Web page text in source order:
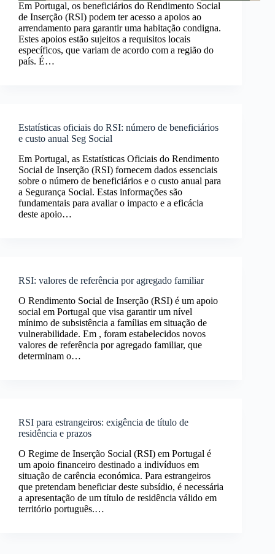
Em Portugal, os beneficiários do Rendimento Social
de Inserção (RSI) podem ter acesso a apoios ao
arrendamento para garantir uma habitação condigna.
Estes apoios estão sujeitos a requisitos locais
específicos, que variam de acordo com a região do
país. É…
Estatísticas oficiais do RSI: número de beneficiários
e custo anual Seg Social
Em Portugal, as Estatísticas Oficiais do Rendimento
Social de Inserção (RSI) fornecem dados essenciais
sobre o número de beneficiários e o custo anual para
a Segurança Social. Estas informações são
fundamentais para avaliar o impacto e a eficácia
deste apoio…
RSI: valores de referência por agregado familiar
O Rendimento Social de Inserção (RSI) é um apoio
social em Portugal que visa garantir um nível
mínimo de subsistência a famílias em situação de
vulnerabilidade. Em , foram estabelecidos novos
valores de referência por agregado familiar, que
determinam o…
RSI para estrangeiros: exigência de título de
residência e prazos
O Regime de Inserção Social (RSI) em Portugal é
um apoio financeiro destinado a indivíduos em
situação de carência económica. Para estrangeiros
que pretendam beneficiar deste subsídio, é necessária
a apresentação de um título de residência válido em
território português.…